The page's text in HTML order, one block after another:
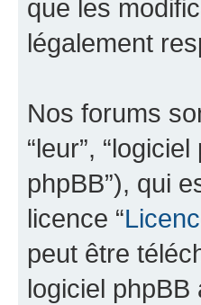
que les
légalement
Nos forums
“leur”,
phpBB”), qui
licence “
peut être
logiciel